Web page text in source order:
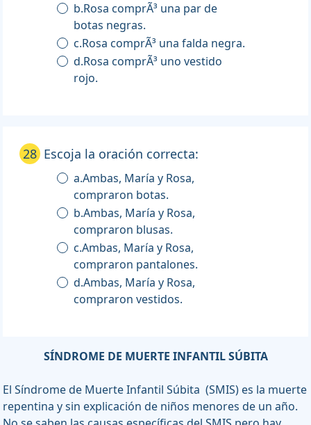
b.Rosa comprÃ³ una par de
botas negras.
c.Rosa comprÃ³ una falda negra.
d.Rosa comprÃ³ uno vestido
rojo.
28 Escoja la oración correcta:
a.Ambas, María y Rosa,
compraron botas.
b.Ambas, María y Rosa,
compraron blusas.
c.Ambas, María y Rosa,
compraron pantalones.
d.Ambas, María y Rosa,
compraron vestidos.
SÍNDROME DE MUERTE INFANTIL SÚBITA
El Síndrome de Muerte Infantil Súbita (SMIS) es la muerte
repentina y sin explicación de niños menores de un año.